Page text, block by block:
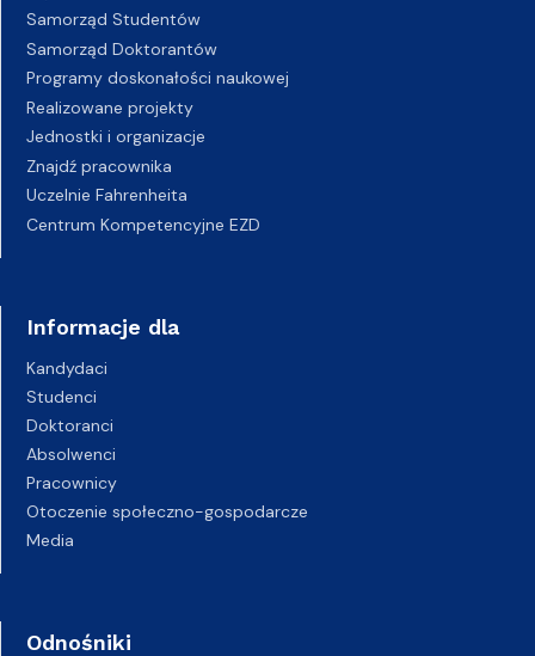
Samorząd Studentów
Samorząd Doktorantów
Programy doskonałości naukowej
Realizowane projekty
Jednostki i organizacje
Znajdź pracownika
Uczelnie Fahrenheita
Centrum Kompetencyjne EZD
Informacje dla
Kandydaci
Studenci
Doktoranci
Absolwenci
Pracownicy
Otoczenie społeczno-gospodarcze
Media
Odnośniki